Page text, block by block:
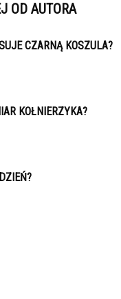
OD AUTORA
CZARNĄ KOSZULA?
KOŁNIERZYKA?